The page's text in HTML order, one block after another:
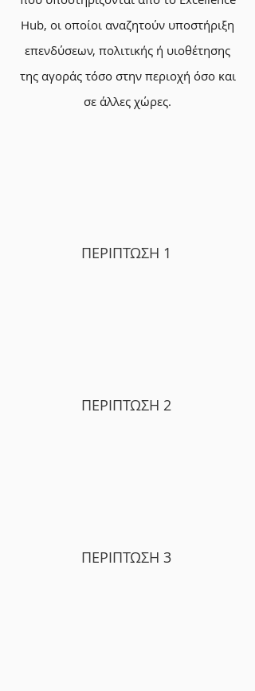
Hub, οι οποίοι αναζητούν υποστήριξη
επενδύσεων, πολιτικής ή υιοθέτησης
της αγοράς τόσο στην περιοχή όσο και
σε άλλες χώρες.
ΠΕΡΙΠΤΩΣΗ 1
ΠΕΡΙΠΤΩΣΗ 2
ΠΕΡΙΠΤΩΣΗ 3